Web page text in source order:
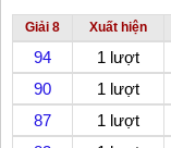
Giải 8 Xuất hiện
94 1 lượt
90
1 lượt
87
1 lượt